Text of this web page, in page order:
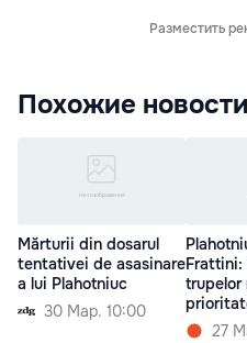
Разместить
Похожие новости
Mărturii din dosarul
tentativei de asasinare
a lui Plahotniuc
30 Мар. 10:00
Frattini:
trupelor
27